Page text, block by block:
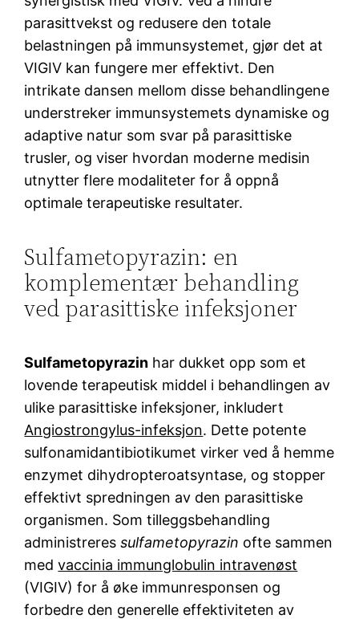
parasittvekst og redusere den totale
belastningen på immunsystemet, gjør det at
VIGIV kan fungere mer effektivt. Den
intrikate dansen mellom disse behandlingene
understreker immunsystemets dynamiske og
adaptive natur som svar på parasittiske
trusler, og viser hvordan moderne medisin
utnytter flere modaliteter for å oppnå
optimale terapeutiske resultater.
Sulfametopyrazin: en
komplementær behandling
ved parasittiske infeksjoner
Sulfametopyrazin har dukket opp som et
lovende terapeutisk middel i behandlingen av
ulike parasittiske infeksjoner, inkludert
Angiostrongylus-infeksjon. Dette potente
sulfonamidantibiotikumet virker ved å hemme
enzymet dihydropteroatsyntase, og stopper
effektivt spredningen av den parasittiske
organismen. Som tilleggsbehandling
administreressulfametopyrazin ofte sammen
medvaccinia immunglobulin intravenøst
(VIGIV) for å øke immunresponsen og
forbedre den generelle effektiviteten av